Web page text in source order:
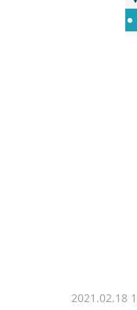
2021.02.18